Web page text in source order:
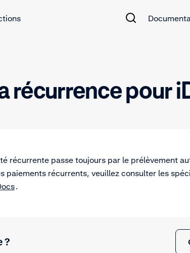
pour
récurrente passe toujours par le prélèvement
paiements récurrents, veuillez consulter les
.
?